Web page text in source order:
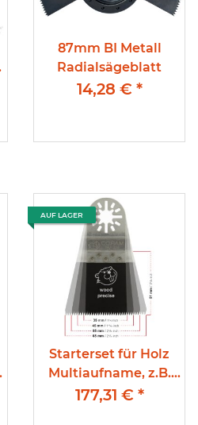
87mm BI Metall
Radialsägeblatt
14,28 € *
AUF LAGER
Starterset für Holz
Multiaufname, z.B.
Fein Multimaster
177,31 € *